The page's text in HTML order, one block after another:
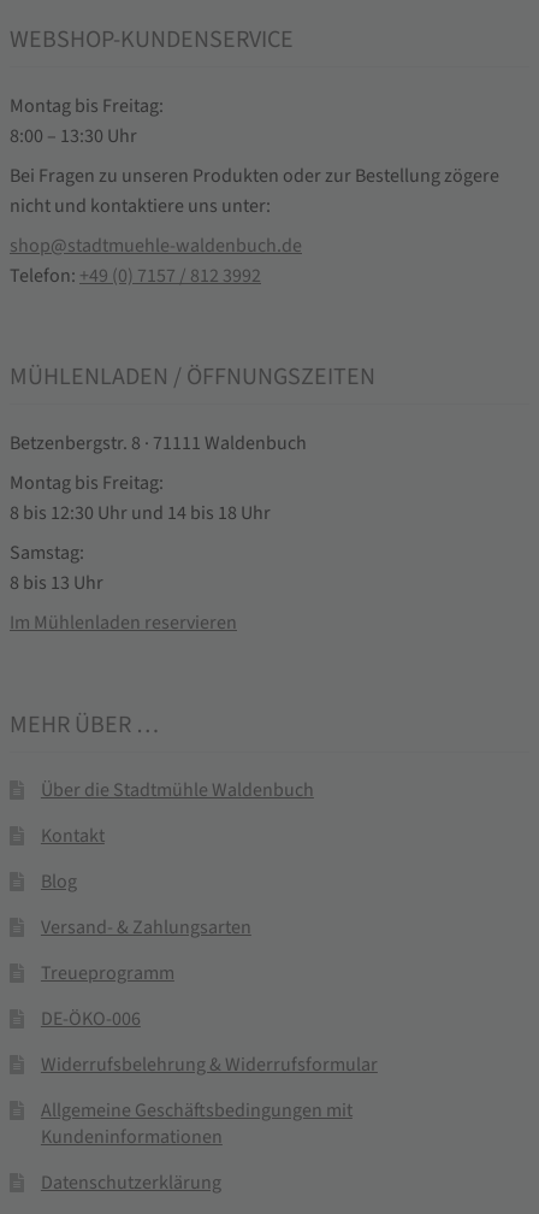
WEBSHOP-KUNDENSERVICE
Montag bis Freitag:
8:00 – 13:30 Uhr
Bei Fragen zu unseren Produkten oder zur Bestellung zögere
nicht und kontaktiere uns unter:
shop@stadtmuehle-waldenbuch.de
Telefon: +49 (0) 7157 / 812 3992
MÜHLENLADEN / ÖFFNUNGSZEITEN
Betzenbergstr. 8 · 71111 Waldenbuch
Montag bis Freitag:
8 bis 12:30 Uhr und 14 bis 18 Uhr
Samstag:
8 bis 13 Uhr
Im Mühlenladen reservieren
MEHR ÜBER …
Über die Stadtmühle Waldenbuch
Kontakt
Blog
Versand- & Zahlungsarten
Treueprogramm
DE-ÖKO-006
Widerrufsbelehrung & Widerrufsformular
Allgemeine Geschäftsbedingungen mit
Kundeninformationen
Datenschutzerklärung